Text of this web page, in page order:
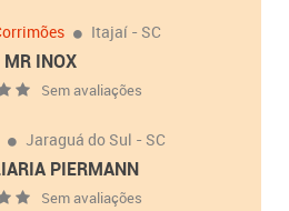
Itajaí - SC
MR INOX
Sem avaliações
Jaraguá do Sul - SC
PIERMANN
Sem avaliações